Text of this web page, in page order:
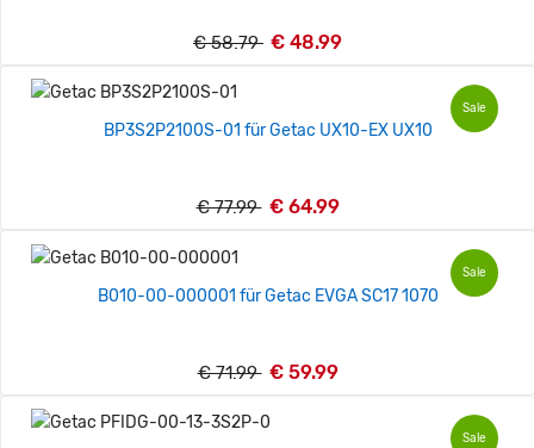
€ 58.79 € 48.99
Sale
BP3S2P2100S-01 für Getac UX10-EX UX10
€ 77.99 € 64.99
Sale
B010-00-000001 für Getac EVGA SC17 1070
€ 71.99 € 59.99
Sale